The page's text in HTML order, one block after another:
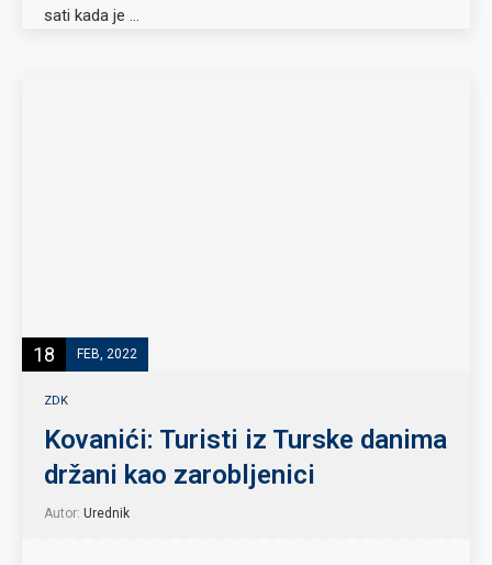
sati kada je …
18 FEB, 2022
ZDK
Kovanići: Turisti iz Turske danima
držani kao zarobljenici
Autor: Urednik